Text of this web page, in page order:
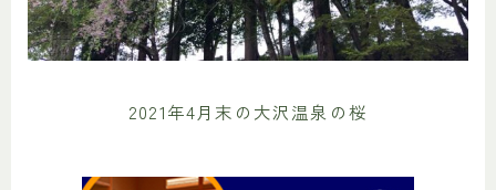
2021年4月末の大沢温泉の桜